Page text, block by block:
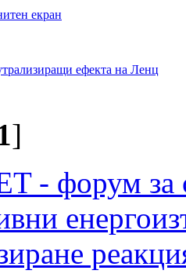
екран
ефекта на Ленц
]
- форум за